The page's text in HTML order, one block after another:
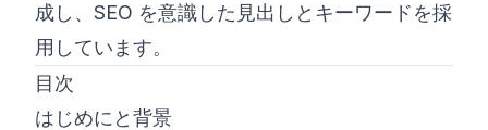
成し、SEO を意識した見出しとキーワードを採
用しています。
目次
はじめにと背景